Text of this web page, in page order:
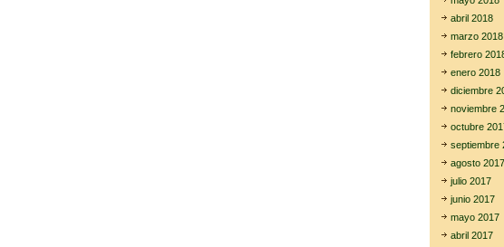
abril 2018
marzo 2018
febrero
enero 2018
diciembre
noviembre
octubre
septiembre
agosto 2017
julio 2017
junio 2017
mayo 2017
abril 2017